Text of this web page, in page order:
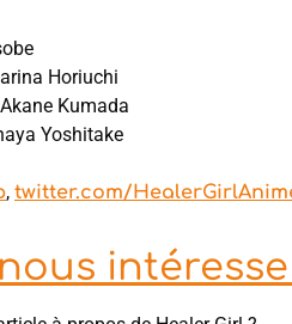
Horiuchi
Kumada
Yoshitake
, twitter.com/
intéresse